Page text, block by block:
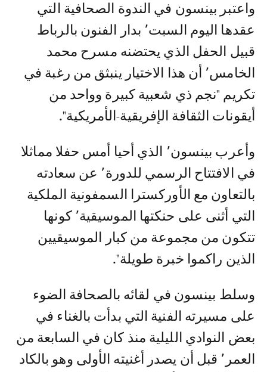
واعتبر بينسون في الندوة الصحافية التي
عقدها اليوم السبت٬ بدار الفنون بالرباط
قبيل الحفل الذي يحتضنه مسرح محمد
الخامس٬ أن هذا الاختيار ينبثق من رغبة في
تكريم "نجم ذي شعبية كبيرة وواحد من
أيقونات الثقافة الإفريقية-الأمريكية".
وأعرب بينسون٬ الذي أحيا أمس حفلا مماثلا
في الافتتاح الرسمي للدورة٬ عن سعادته
بالتعاون مع الأوركسترا السمفونية الملكية
التي أثنى على حنكتها الموسيقية٬ كونها
تتكون من مجموعة من كبار الموسيقيين
الذين راكموا خبرة طويلة".
وسلط بينسون في لقائه بالصحافة الضوء
على مسيرته الفنية التي بدأت بالغناء في
بعض النوادي الليلية منذ كان في السابعة من
العمر٬ قبل أن يصدر أغنيته الأولى وهو بالكاد